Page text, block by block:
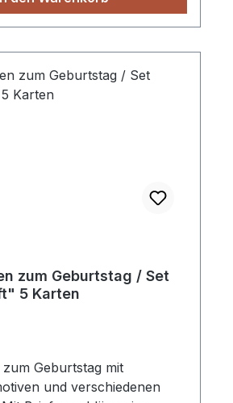
zum Geburtstag / Set
5 Karten
Geburtstag mit
und verschiedenen